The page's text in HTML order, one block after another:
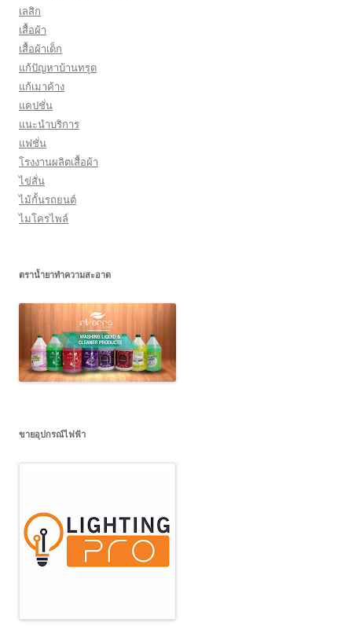
เลสิก
เสื้อผ้า
เสื้อผ้าเด็ก
แก้ปัญหาบ้านทรุด
แก้เมาค้าง
แคปชั่น
แนะนำบริการ
แฟชั่น
โรงงานผลิตเสื้อผ้า
ไข่สั่น
ไม้กั้นรถยนต์
ไมโครไพล์
ตราน้ำยาทำความสะอาด
ขายอุปกรณ์ไฟฟ้า